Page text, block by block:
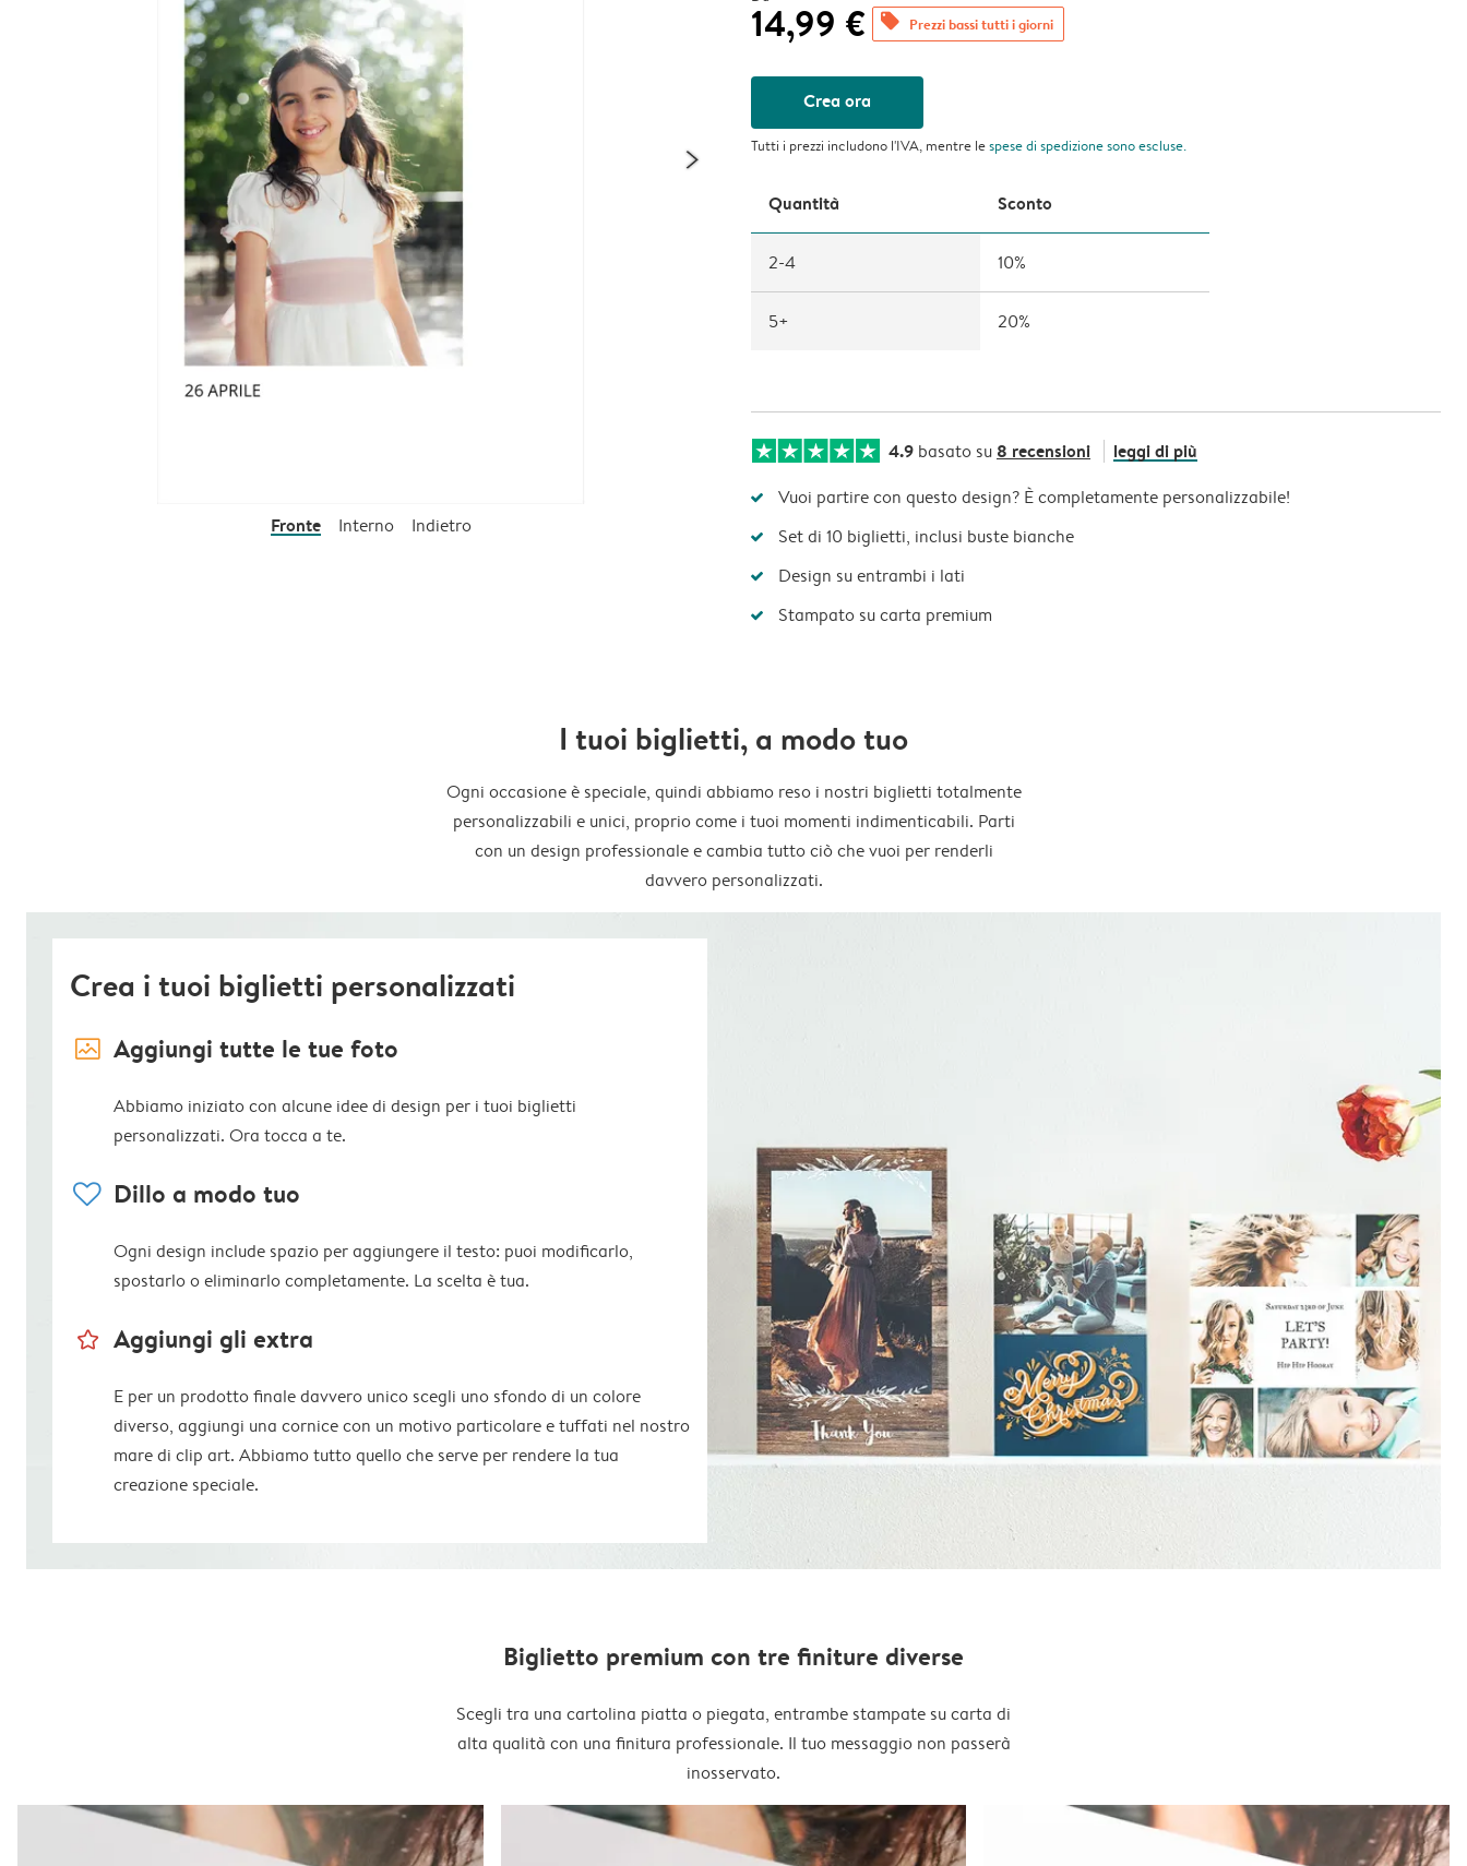
Fronte Interno Indietro
14,99 € offers Prezzi bassi tutti i giorni
Crea ora
Tutti i prezzi includono l'IVA, mentre lespese di spedizionesono escluse.
Quantità Sconto
2-4 10%
5+ 20%
4.9 basato su 8 recensioni leggi di più
Vuoi partire con questo design? È completamente personalizzabile!
Set di 10 biglietti, inclusi buste bianche
Design su entrambi i lati
Stampato su carta premium
I tuoi biglietti, a modo tuo
Ogni occasione è speciale, quindi abbiamo reso i nostri biglietti totalmente
personalizzabili e unici, proprio come i tuoi momenti indimenticabili. Parti
con un design professionale e cambia tutto ciò che vuoi per renderli
davvero personalizzati.
Crea i tuoi biglietti personalizzati
image_placeholder Aggiungi tutte le tue foto
Abbiamo iniziato con alcune idee di design per i tuoi biglietti
personalizzati. Ora tocca a te.
heart Dillo a modo tuo
Ogni design include spazio per aggiungere il testo: puoi modificarlo,
spostarlo o eliminarlo completamente. La scelta è tua.
star_outline Aggiungi gli extra
E per un prodotto finale davvero unico scegli uno sfondo di un colore
diverso, aggiungi una cornice con un motivo particolare e tuffati nel nostro
mare di clip art. Abbiamo tutto quello che serve per rendere la tua
creazione speciale.
Biglietto premium con tre finiture diverse
Scegli tra una cartolina piatta o piegata, entrambe stampate su carta di
alta qualità con una finitura professionale. Il tuo messaggio non passerà
inosservato.